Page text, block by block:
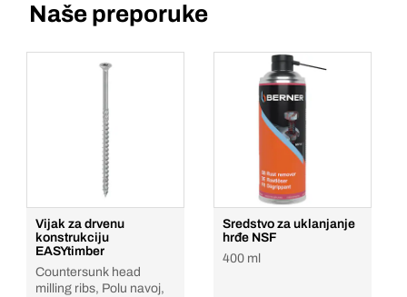
Naše preporuke
Vijak za drvenu
konstrukciju
EASYtimber
Countersunk head
milling ribs, Polu navoj,
Sredstvo za uklanjanje
hrđe NSF
400 ml